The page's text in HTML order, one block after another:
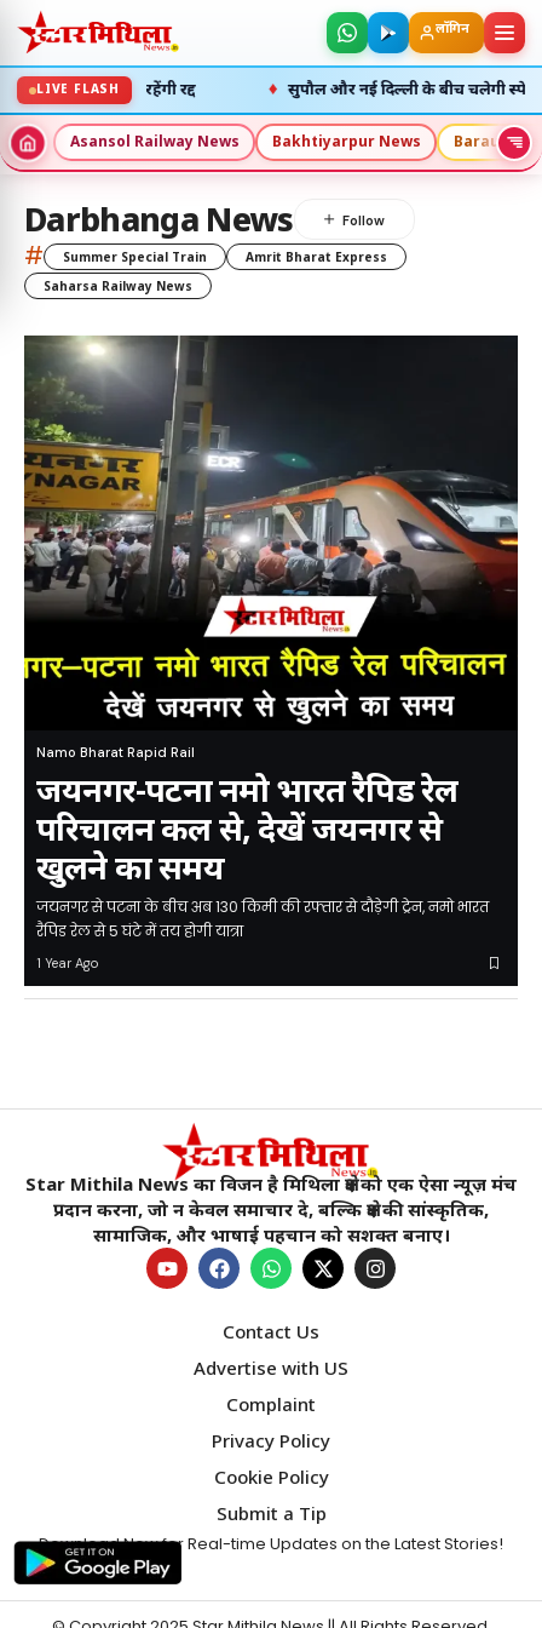
लॉगिन
LIVE FLASH
पैसेंजर ट्रेनें रहेंगी रद्द सुपौल और नई दिल्ली के बीच चलेगी स्पेशल
Asansol Railway News Bakhtiyarpur News Barauni
Darbhanga News
# Summer Special Train
Amrit Bharat Express
Saharsa Railway News
Namo Bharat Rapid Rail
जयनगर-पटना नमो भारत रैपिड रेल
परिचालन कल से, देखें जयनगर से
खुलने का समय
जयनगर से पटना के बीच अब 130 किमी की रफ्तार से दौड़ेगी ट्रेन, नमो भारत
रैपिड रेल से 5 घंटे में तय होगी यात्रा
1 Year Ago
Star Mithila News का विजन है मिथिला क्षेत्र को एक ऐसा न्यूज़ मंच
प्रदान करना, जो न केवल समाचार दे, बल्कि क्षेत्र की सांस्कृतिक,
सामाजिक, और भाषाई पहचान को सशक्त बनाए।
Contact Us
Advertise with US
Complaint
Privacy Policy
Cookie Policy
Submit a Tip
Download Now for Real-time Updates on the Latest Stories!